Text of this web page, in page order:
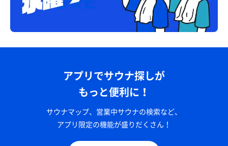
アプリでサウナ探しが
もっと便利に！
サウナマップ、営業中サウナの検索など、
アプリ限定の機能が盛りだくさん！